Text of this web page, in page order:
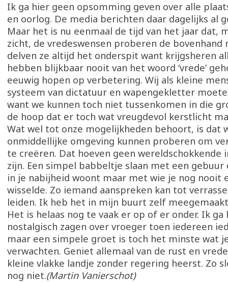
Ik ga hier geen opsomming geven over alle
en oorlog. De media berichten daar dagelijks al
Maar het is nu eenmaal de tijd van het jaar dat,
zicht, de vredeswensen proberen de bovenhand
delven ze altijd het onderspit want krijgsheren
hebben blijkbaar nooit van het woord ‘vrede’
eeuwig hopen op verbetering. Wij als kleine
systeem van dictatuur en wapengekletter
want we kunnen toch niet tussenkomen in die
de hoop dat er toch wat vreugdevol kerstlicht
Wat wel tot onze mogelijkheden behoort, is dat
onmiddellijke omgeving kunnen proberen om
te creëren. Dat hoeven geen wereldschokkende
zijn. Een simpel babbeltje slaan met een
in je nabijheid woont maar met wie je nog nooit
wisselde. Zo iemand aanspreken kan tot
leiden. Ik heb het in mijn buurt zelf
Het is helaas nog te vaak er op of er onder. Ik
nostalgisch zagen over vroeger toen iedereen
maar een simpele groet is toch het minste wat
verwachten. Geniet allemaal van de rust en
kleine vlakke landje zonder regering heerst. Zo
nog niet.(Martin Vanierschot)